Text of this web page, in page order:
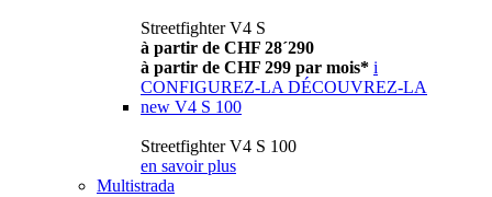
Streetfighter V4 S
à partir de CHF 28´290
à partir de CHF 299 par mois* i
CONFIGUREZ-LA DÉCOUVREZ-LA
new V4 S 100
Streetfighter V4 S 100
en savoir plus
Multistrada